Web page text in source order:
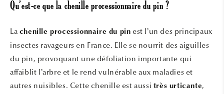
Qu’est-ce que la chenille processionnaire du pin ?
La chenille processionnaire du pin est l’un des principaux
insectes ravageurs en France. Elle se nourrit des aiguilles
du pin, provoquant une défoliation importante qui
affaiblit l’arbre et le rend vulnérable aux maladies et
autres nuisibles. Cette chenille est aussi très urticante,